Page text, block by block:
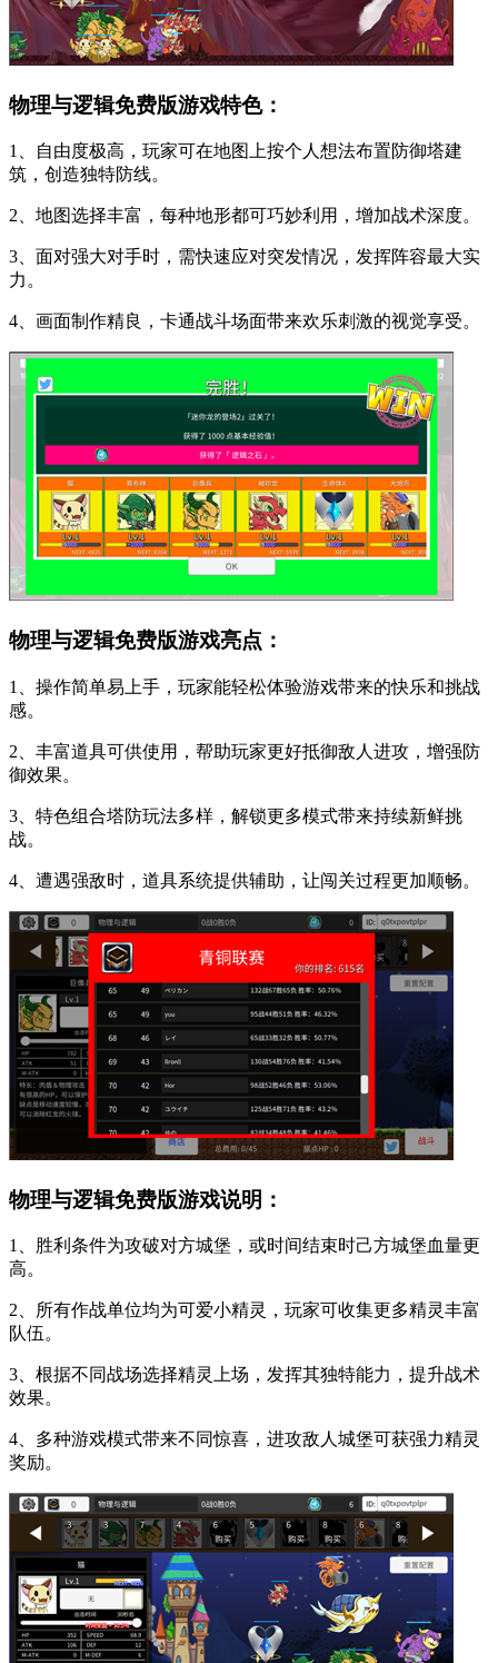
物理与逻辑免费版游戏特色：
1、自由度极高，玩家可在地图上按个人想法布置防御塔建
筑，创造独特防线。
2、地图选择丰富，每种地形都可巧妙利用，增加战术深度。
3、面对强大对手时，需快速应对突发情况，发挥阵容最大实
力。
4、画面制作精良，卡通战斗场面带来欢乐刺激的视觉享受。
物理与逻辑免费版游戏亮点：
1、操作简单易上手，玩家能轻松体验游戏带来的快乐和挑战
感。
2、丰富道具可供使用，帮助玩家更好抵御敌人进攻，增强防
御效果。
3、特色组合塔防玩法多样，解锁更多模式带来持续新鲜挑
战。
4、遭遇强敌时，道具系统提供辅助，让闯关过程更加顺畅。
物理与逻辑免费版游戏说明：
1、胜利条件为攻破对方城堡，或时间结束时己方城堡血量更
高。
2、所有作战单位均为可爱小精灵，玩家可收集更多精灵丰富
队伍。
3、根据不同战场选择精灵上场，发挥其独特能力，提升战术
效果。
4、多种游戏模式带来不同惊喜，进攻敌人城堡可获强力精灵
奖励。